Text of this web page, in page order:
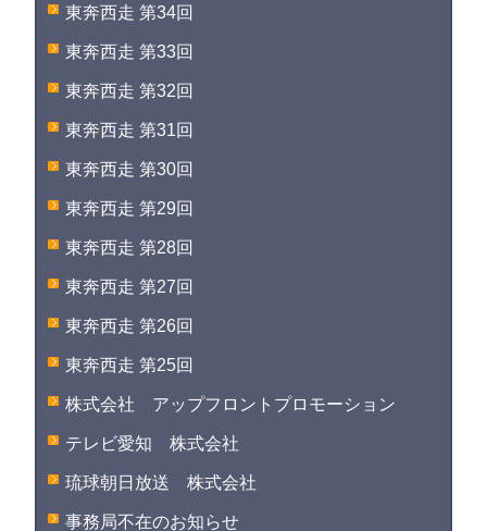
東奔西走 第34回
東奔西走 第33回
東奔西走 第32回
東奔西走 第31回
東奔西走 第30回
東奔西走 第29回
東奔西走 第28回
東奔西走 第27回
東奔西走 第26回
東奔西走 第25回
株式会社 アップフロントプロモーション
テレビ愛知 株式会社
琉球朝日放送 株式会社
事務局不在のお知らせ